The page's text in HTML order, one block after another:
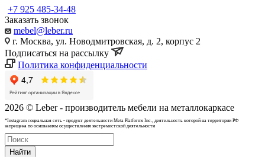
+7 925 485-34-48
Заказать звонок
mebel@leber.ru
г. Москва, ул. Новодмитровская, д. 2, корпус 2
Подписаться на рассылку
Политика конфиденциальности
2026 © Leber - производитель мебели на металлокаркасе
*Instagram cоциальная сеть - продукт деятельности Meta Platforms Inc., деятельность которой на территории РФ
запрещена по основаниям осуществления экстремистской деятельности
Найти